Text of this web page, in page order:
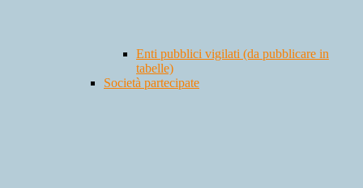
Enti pubblici vigilati (da pubblicare in
tabelle)
Società partecipate